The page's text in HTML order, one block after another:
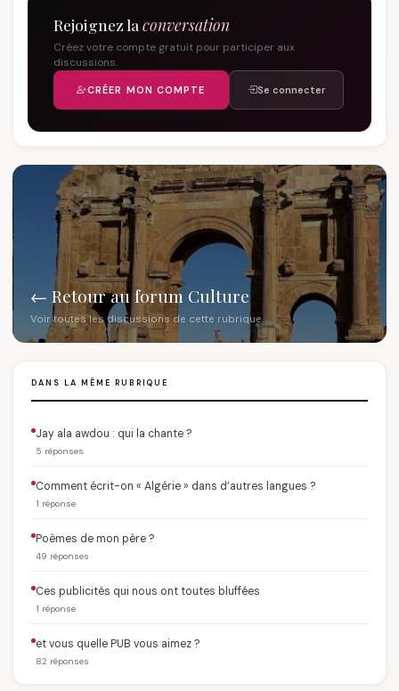
Rejoignez la conversation
Créez votre compte gratuit pour participer aux
discussions.
CRÉER MON COMPTE Se connecter
← Retour au forum Culture
Voir toutes les discussions de cette rubrique
DANS LA MÊME RUBRIQUE
Jay ala awdou : qui la chante ?
5 réponses
Comment écrit-on « Algérie » dans d’autres langues ?
1 réponse
Poèmes de mon père ?
49 réponses
Ces publicités qui nous ont toutes bluffées
1 réponse
et vous quelle PUB vous aimez ?
82 réponses